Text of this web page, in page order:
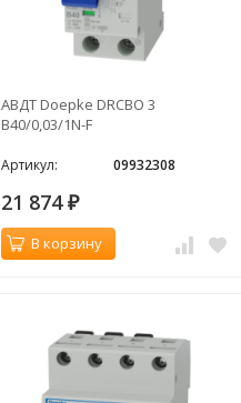
АВДТ Doepke DRCBO 3
B40/0,03/1N-F
Артикул: 09932308
21 874 ₽
В корзину